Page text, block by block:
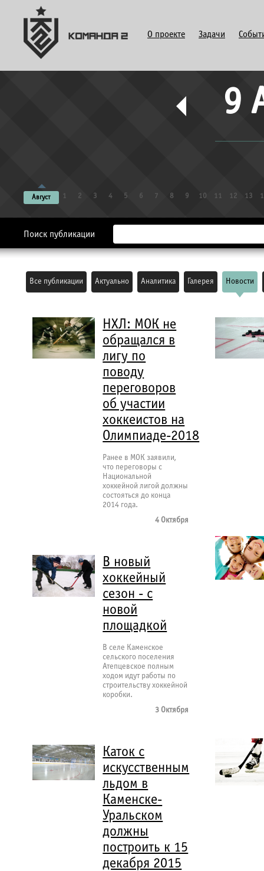
О проекте Задачи
9
Август 1 2 3 4 5 6 7 8 9 10 11 12 13
Поиск публикации
Все публикации Актуально Аналитика Галерея Новости
НХЛ: МОК не
обращался в
лигу по
поводу
переговоров
об участии
хоккеистов на
Олимпиаде-2018
Ранее в МОК заявили,
что переговоры с
Национальной
хоккейной лигой должны
состояться до конца
2014 года.
4 Октября
В новый
хоккейный
сезон - с
новой
площадкой
В селе Каменское
сельского поселения
Атепцевское полным
ходом идут работы по
строительству хоккейной
коробки.
3 Октября
Каток с
искусственным
льдом в
Каменске-
Уральском
должны
построить к 15
декабря 2015